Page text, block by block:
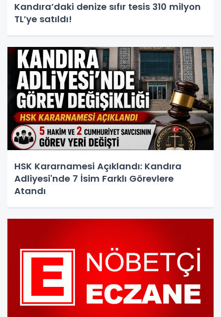
Kandıra’daki denize sıfır tesis 310 milyon
TL’ye satıldı!
HSK Kararnamesi Açıklandı: Kandıra
Adliyesi'nde 7 İsim Farklı Görevlere
Atandı